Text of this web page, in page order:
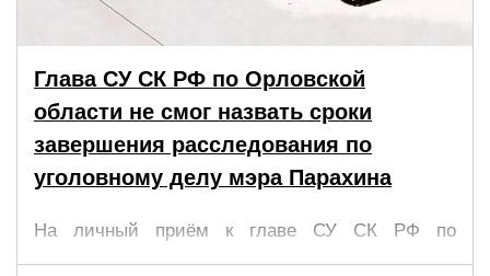
Глава СУ СК РФ по Орловской
области не смог назвать сроки
завершения расследования по
уголовному делу мэра Парахина
На личный приём к главе СУ СК РФ по
Орловской области Петру Юдину пришли